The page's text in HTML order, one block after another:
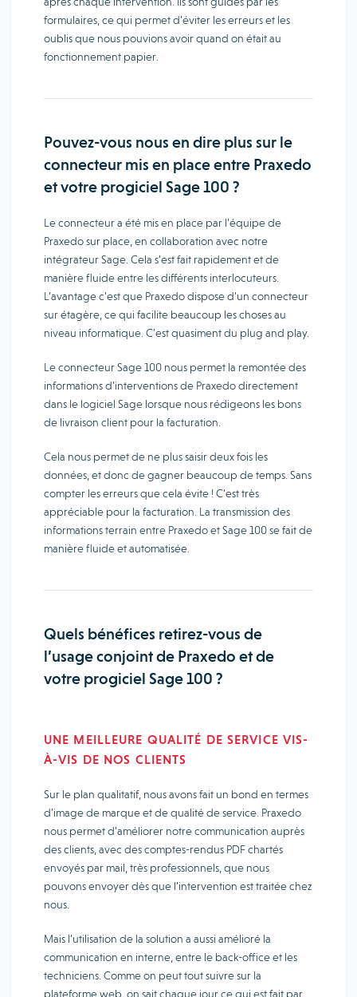
formulaires, ce qui permet d’éviter les erreurs et les
oublis que nous pouvions avoir quand on était au
fonctionnement papier.
Pouvez-vous nous en dire plus sur le
connecteur mis en place entre Praxedo
et votre progiciel Sage 100 ?
Le connecteur a été mis en place par l’équipe de
Praxedo sur place, en collaboration avec notre
intégrateur Sage. Cela s’est fait rapidement et de
manière fluide entre les différents interlocuteurs.
L’avantage c’est que Praxedo dispose d’un connecteur
sur étagère, ce qui facilite beaucoup les choses au
niveau informatique. C’est quasiment du plug and play.
Le connecteur Sage 100 nous permet la remontée des
informations d’interventions de Praxedo directement
dans le logiciel Sage lorsque nous rédigeons les bons
de livraison client pour la facturation.
Cela nous permet de ne plus saisir deux fois les
données, et donc de gagner beaucoup de temps. Sans
compter les erreurs que cela évite ! C’est très
appréciable pour la facturation. La transmission des
informations terrain entre Praxedo et Sage 100 se fait de
manière fluide et automatisée.
Quels bénéfices retirez-vous de
l’usage conjoint de Praxedo et de
votre progiciel Sage 100 ?
UNE MEILLEURE QUALITÉ DE SERVICE VIS-
À-VIS DE NOS CLIENTS
Sur le plan qualitatif, nous avons fait un bond en termes
d’image de marque et de qualité de service. Praxedo
nous permet d’améliorer notre communication auprès
des clients, avec des comptes-rendus PDF chartés
envoyés par mail, très professionnels, que nous
pouvons envoyer dès que l’intervention est traitée chez
nous.
Mais l’utilisation de la solution a aussi amélioré la
communication en interne, entre le back-office et les
techniciens. Comme on peut tout suivre sur la
plateforme web, on sait chaque jour ce qui est fait par